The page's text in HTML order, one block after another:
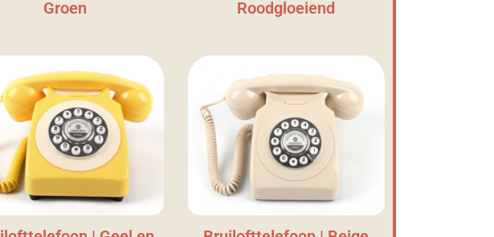
Groen
Roodgloeiend